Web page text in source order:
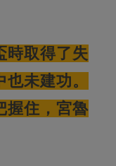
時取得了失
未建功。
握住，宮魯